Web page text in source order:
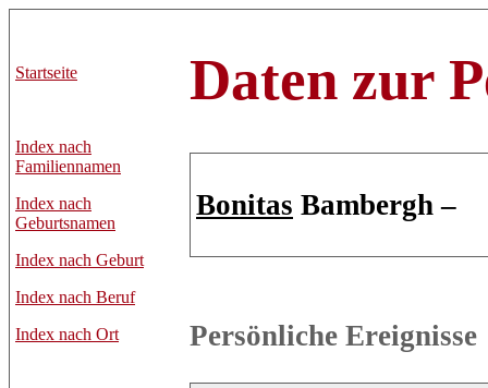
Startseite
Index nach
Familiennamen
Index nach
Geburtsnamen
Index nach Geburt
Index nach Beruf
Index nach Ort
Daten zur
Bonitas Bambergh –
Persönliche Ereignisse